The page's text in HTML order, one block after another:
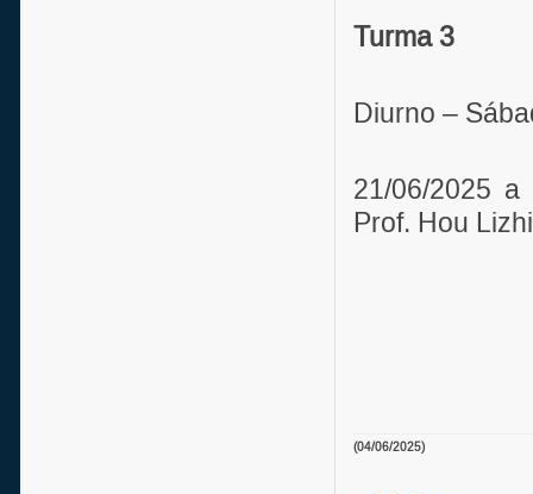
Turma 3
Diurno –
21/06/2025 a
Prof. Hou Lizhi
(04/06/2025)